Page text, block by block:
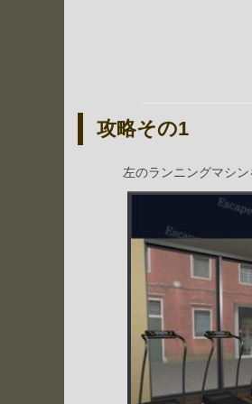
攻略その1
左のランニングマシ